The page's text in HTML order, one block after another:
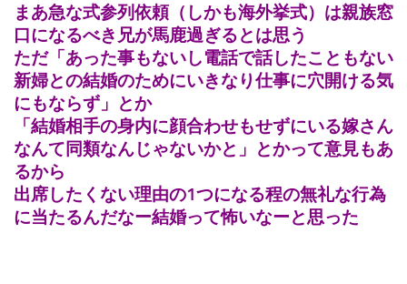
まあ急な式参列依頼（しかも海外挙式）は親族窓
口になるべき兄が馬鹿過ぎるとは思う
ただ「あった事もないし電話で話したこともない
新婦との結婚のためにいきなり仕事に穴開ける気
にもならず」とか
「結婚相手の身内に顔合わせもせずにいる嫁さん
なんて同類なんじゃないかと」とかって意見もあ
るから
出席したくない理由の1つになる程の無礼な行為
に当たるんだなー結婚って怖いなーと思った